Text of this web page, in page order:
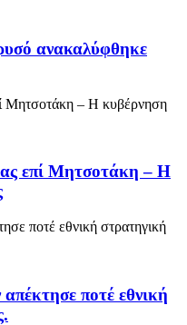
ανακαλύφθηκε
επί Μητσοτάκη – Η
ποτέ εθνική